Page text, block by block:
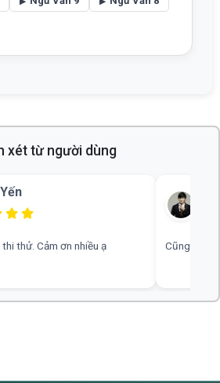
xét từ người dùng
thử. Cảm ơn nhiều ạ Cũng hay,